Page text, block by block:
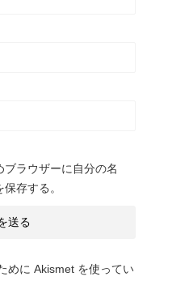
ラウザーに自分の名
存する。
めに Akismet を使ってい